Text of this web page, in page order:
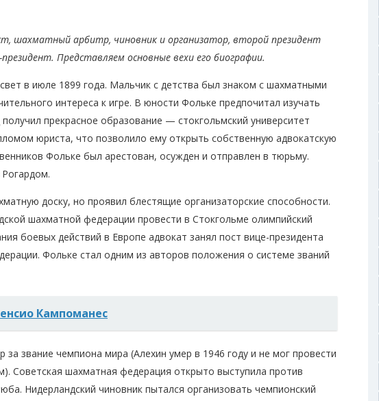
шахматный арбитр, чиновник и организатор, второй президент
Представляем основные вехи его биографии.
в июле 1899 года. Мальчик с детства был знаком с шахматными
интереса к игре. В юности Фольке предпочитал изучать
прекрасное образование — стокгольмский университет
юриста, что позволило ему открыть собственную адвокатскую
Фольке был арестован, осужден и отправлен в тюрьму.
доску, но проявил блестящие организаторские способности.
шахматной федерации провести в Стокгольме олимпийский
боевых действий в Европе адвокат занял пост вице-президента
Фольке стал одним из авторов положения о системе званий
Кампоманес
за звание чемпиона мира (Алехин умер в 1946 году и не мог провести
Советская шахматная федерация открыто выступила против
Нидерландский чиновник пытался организовать чемпионский